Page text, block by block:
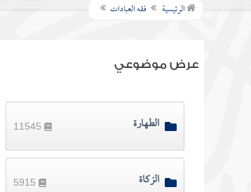
الرئيسية فقه العبادات
عرض موضوعي
الطهارة 11545
الزكاة 5915